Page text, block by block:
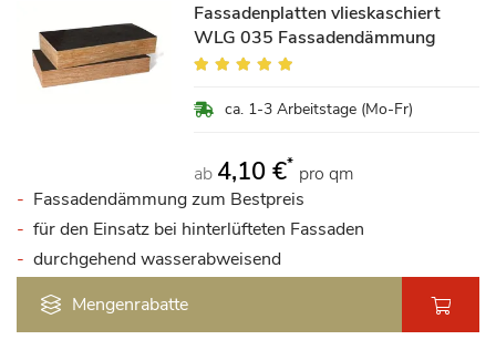
Fassadenplatten vlieskaschiert
WLG 035 Fassadendämmung
Bewertung:
ca. 1-3 Arbeitstage (Mo-Fr)
ab 4,10 €* pro qm
Fassadendämmung zum Bestpreis
für den Einsatz bei hinterlüfteten Fassaden
durchgehend wasserabweisend
Mengenrabatte